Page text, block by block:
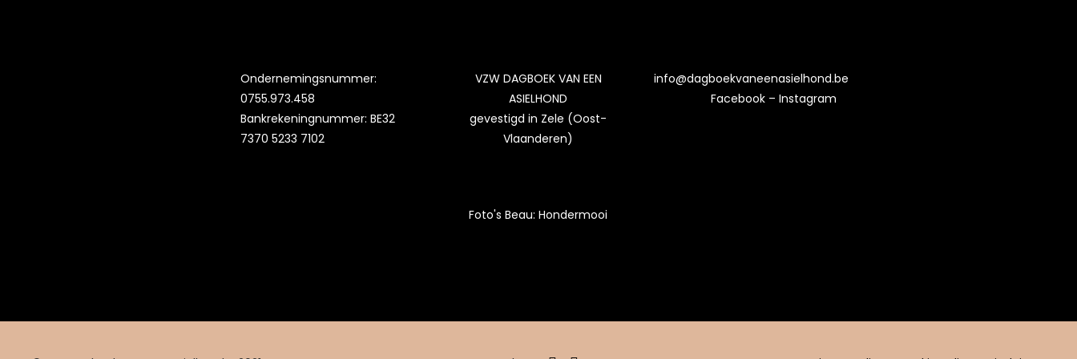
Ondernemingsnummer:
0755.973.458
Bankrekeningnummer: BE32
7370 5233 7102
VZW DAGBOEK VAN EEN
ASIELHOND
gevestigd in Zele (Oost-
Vlaanderen)
Foto's Beau:Hondermooi
info@dagboekvaneenasielhond.be
Facebook– Instagram